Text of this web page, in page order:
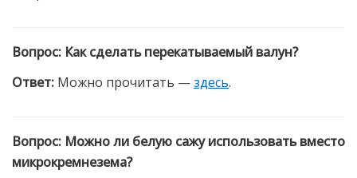
Вопрос: Как сделать перекатываемый валун?
Ответ: Можно прочитать —здесь.
Вопрос: Можно ли белую сажу использовать вместо
микрокремнезема?